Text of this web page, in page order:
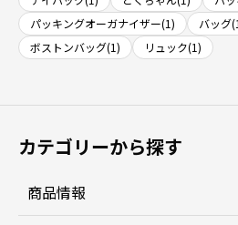
パッキングオーガナイザー(1)
バッグ
ボストンバッグ(1)
リュック(1)
カテゴリーから探す
商品情報